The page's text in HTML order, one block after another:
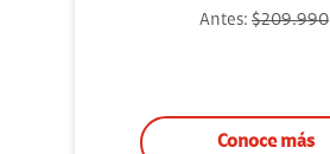
Antes: $209.990
Conoce más